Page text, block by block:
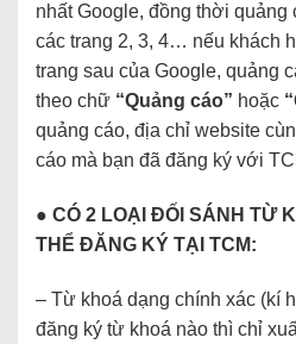
nhất Google, đồng thời quảng
các trang 2, 3, 4… nếu khách
trang sau của Google, quảng
theo chữ “Quảng cáo” hoặc
quảng cáo, địa chỉ website
cáo mà bạn đã đăng ký với
● CÓ 2 LOẠI ĐỐI SÁNH TỪ
THỂ ĐĂNG KÝ TẠI TCM:
– Từ khoá dạng chính xác (kí
đăng ký từ khoá nào thì chỉ